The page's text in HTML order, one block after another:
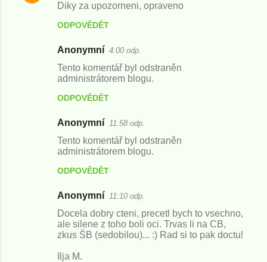
Diky za upozorneni, opraveno
ODPOVĚDĚT
Anonymní 4:00 odp.
Tento komentář byl odstraněn
administrátorem blogu.
ODPOVĚDĚT
Anonymní 11:58 odp.
Tento komentář byl odstraněn
administrátorem blogu.
ODPOVĚDĚT
Anonymní 11:10 odp.
Docela dobry cteni, precetl bych to vsechno,
ale silene z toho boli oci. Trvas li na CB,
zkus ŠB (sedobilou)... :) Rad si to pak doctu!
Ilja M.